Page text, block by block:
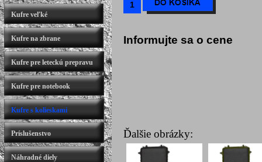
Kufre veľké
Kufre na zbrane
Kufre pre leteckú prepravu
Kufre pre notebook
Kufre s kolieskami
Príslušenstvo
Náhradné diely
Informujte sa o cene
Ďalšie obrázky: